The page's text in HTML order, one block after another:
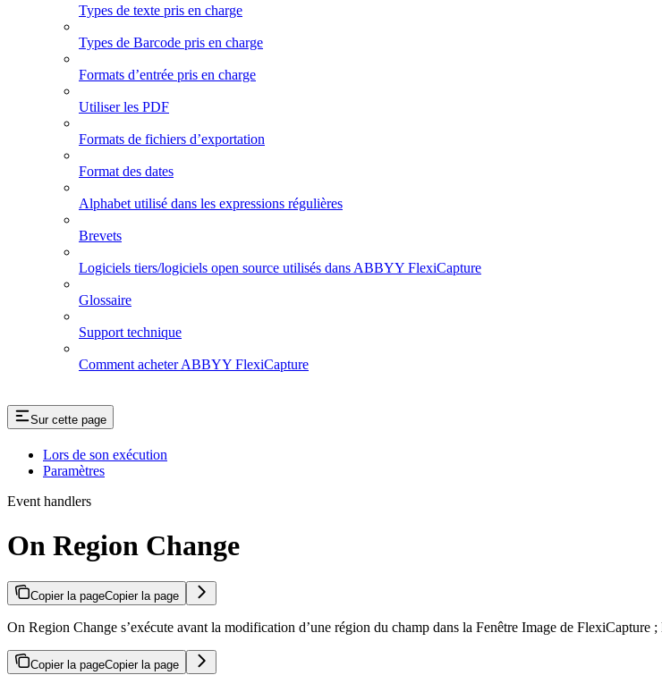
Types de texte pris en charge
Types de Barcode pris en charge
Formats d’entrée pris en charge
Utiliser les PDF
Formats de fichiers d’exportation
Format des dates
Alphabet utilisé dans les expressions régulières
Brevets
Logiciels tiers/logiciels open source utilisés dans ABBYY FlexiCapture
Glossaire
Support technique
Comment acheter ABBYY FlexiCapture
Sur cette page
Lors de son exécution
Paramètres
Event handlers
On Region Change
Copier la pageCopier la page
On Region Change s’exécute avant la modification d’une région du champ dans la Fenêtre Image de
Copier la pageCopier la page